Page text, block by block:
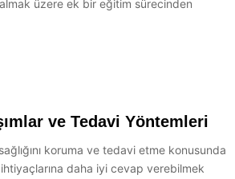
üzere ek bir eğitim sürecinden
ve Tedavi Yöntemleri
koruma ve tedavi etme konusunda
daha iyi cevap verebilmek